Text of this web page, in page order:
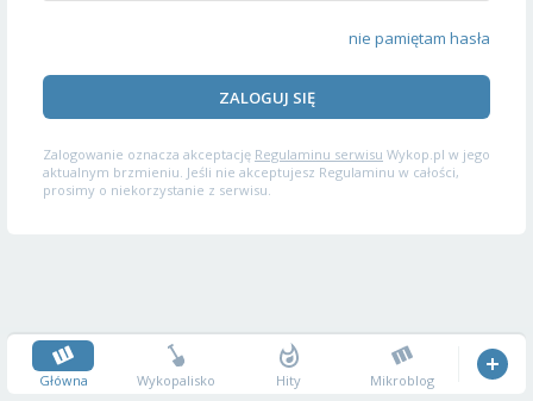
nie pamiętam hasła
ZALOGUJ SIĘ
Zalogowanie oznacza akceptację Regulaminu serwisu Wykop.pl w jego
aktualnym brzmieniu. Jeśli nie akceptujesz Regulaminu w całości,
prosimy o niekorzystanie z serwisu.
Główna Wykopalisko Hity Mikroblog